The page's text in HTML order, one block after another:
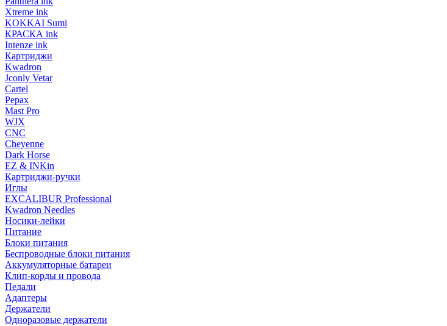
Xtreme ink
KOKKAI Sumi
КРАСКА ink
Intenze ink
Картриджи
Kwadron
Jconly Vetar
Cartel
Pepax
Mast Pro
WJX
CNC
Cheyenne
Dark Horse
EZ & INKin
Картриджи-ручки
Иглы
EXCALIBUR Professional
Kwadron Needles
Носики-лейки
Питание
Блоки питания
Беспроводные блоки питания
Аккумуляторные батареи
Клип-корды и провода
Педали
Адаптеры
Держатели
Одноразовые держатели